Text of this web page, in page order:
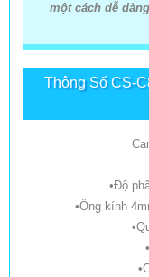
một cách dễ
Thông Số CS-
•Độ
•Ống kính